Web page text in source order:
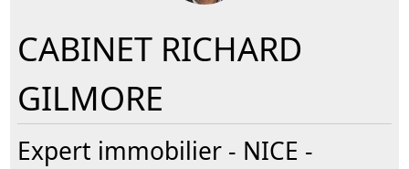
CABINET RICHARD
GILMORE
Expert immobilier - NICE -